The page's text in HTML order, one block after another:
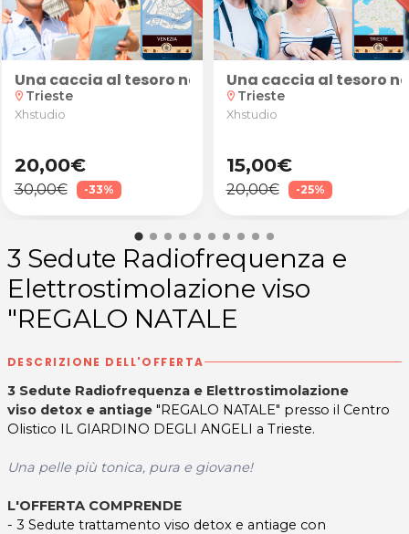
presenza da Elena Ferruzzi a Trieste
smalto semipermanente oppure pedicure
Una caccia al tesoro nella suggestiva atmosfera
location_on Trieste
Xhstudio
20,00€
30,00€ -33%
Una caccia al tesoro
location_on Trieste
Xhstudio
15,00€
20,00€ -25%
3 Sedute Radiofrequenza e
Elettrostimolazione viso
"REGALO NATALE
DESCRIZIONE DELL'OFFERTA
3 Sedute Radiofrequenza e Elettrostimolazione
viso detox e antiage "REGALO NATALE" presso il Centro
Olistico IL GIARDINO DEGLI ANGELI a Trieste.
Una pelle più tonica, pura e giovane!
L'OFFERTA COMPRENDE
- 3 Sedute trattamento viso detox e antiage con